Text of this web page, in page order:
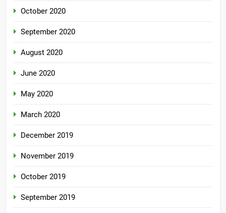
October 2020
September 2020
August 2020
June 2020
May 2020
March 2020
December 2019
November 2019
October 2019
September 2019